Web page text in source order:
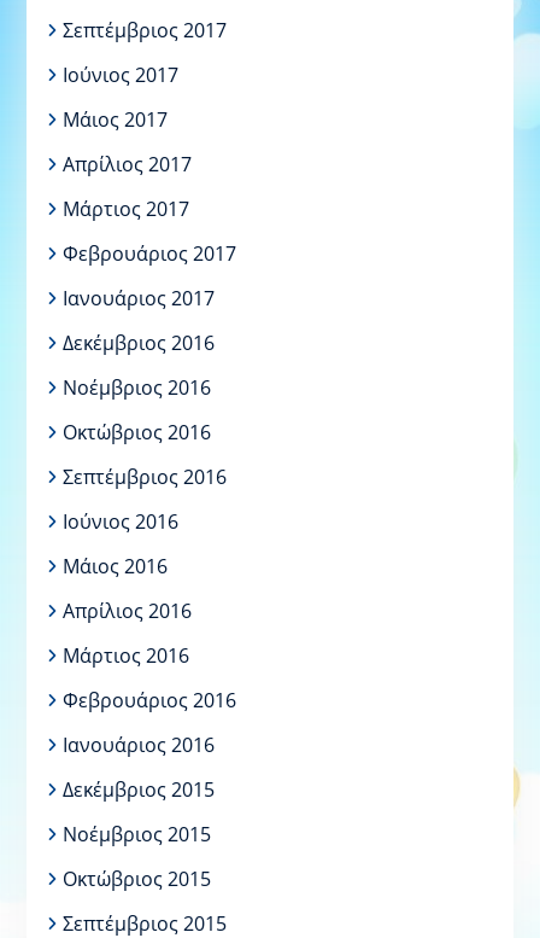
Σεπτέμβριος 2017
Ιούνιος 2017
Μάιος 2017
Απρίλιος 2017
Μάρτιος 2017
Φεβρουάριος 2017
Ιανουάριος 2017
Δεκέμβριος 2016
Νοέμβριος 2016
Οκτώβριος 2016
Σεπτέμβριος 2016
Ιούνιος 2016
Μάιος 2016
Απρίλιος 2016
Μάρτιος 2016
Φεβρουάριος 2016
Ιανουάριος 2016
Δεκέμβριος 2015
Νοέμβριος 2015
Οκτώβριος 2015
Σεπτέμβριος 2015